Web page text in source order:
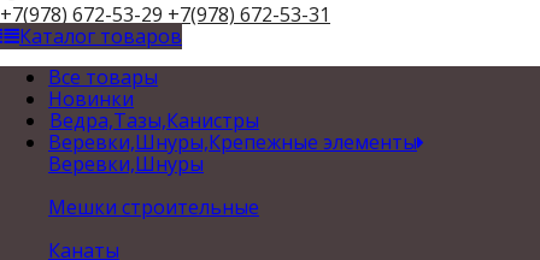
+7(978) 672-53-29 +7(978) 672-53-31
Каталог товаров
Все товары
Новинки
Ведра,Тазы,Канистры
Веревки,Шнуры,Крепежные элементы
Веревки,Шнуры
Мешки строительные
Канаты